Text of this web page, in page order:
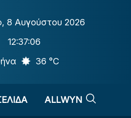
, 8 Αυγούστου 2026
12:37:06
36 °C
ALLWYN